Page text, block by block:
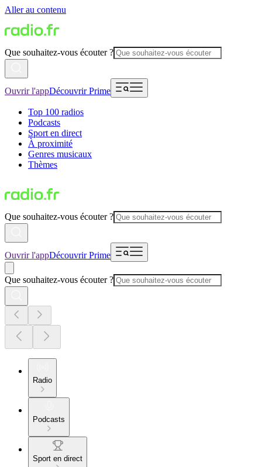
Aller au contenu
Que souhaitez-vous écouter ?
Ouvrir l'appDécouvrir Prime
Top 100 radios
Podcasts
Sport en direct
À proximité
Genres musicaux
Thèmes
Que souhaitez-vous écouter ?
Ouvrir l'appDécouvrir Prime
Que souhaitez-vous écouter ?
Radio
Podcasts
Sport en direct